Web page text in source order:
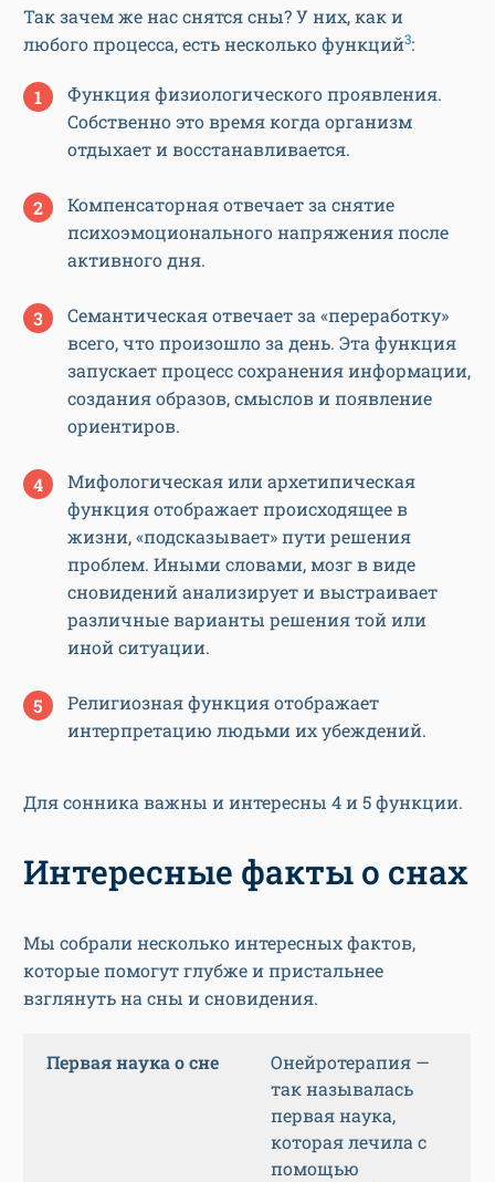
Так зачем же нас снятся сны? У них, как и
любого процесса, есть несколько функций3:
Функция физиологического проявления.
Собственно это время когда организм
отдыхает и восстанавливается.
Компенсаторная отвечает за снятие
психоэмоционального напряжения после
активного дня.
Семантическая отвечает за «переработку»
всего, что произошло за день. Эта функция
запускает процесс сохранения информации,
создания образов, смыслов и появление
ориентиров.
Мифологическая или архетипическая
функция отображает происходящее в
жизни, «подсказывает» пути решения
проблем. Иными словами, мозг в виде
сновидений анализирует и выстраивает
различные варианты решения той или
иной ситуации.
Религиозная функция отображает
интерпретацию людьми их убеждений.
Для сонника важны и интересны 4 и 5 функции.
Интересные факты о снах
Мы собрали несколько интересных фактов,
которые помогут глубже и пристальнее
взглянуть на сны и сновидения.
Первая наука о сне
Онейротерапия —
так называлась
первая наука,
которая лечила с
помощью